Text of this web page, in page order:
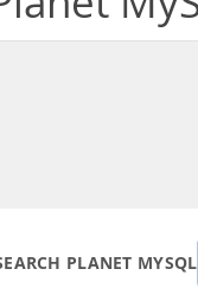
PLANET MYSQL